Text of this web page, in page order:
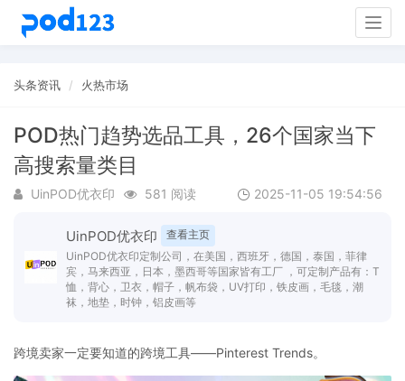
头条资讯 火热市场
POD热门趋势选品工具，26个国家当下
高搜索量类目
UinPOD优衣印 581 阅读 2025-11-05 19:54:56
UinPOD优衣印
查看主页
UinPOD优衣印定制公司，在美国，西班牙，德国，泰国，菲律
宾，马来西亚，日本，墨西哥等国家皆有工厂 ，可定制产品有：T
恤，背心，卫衣，帽子，帆布袋，UV打印，铁皮画，毛毯，潮
袜，地垫，时钟，铝皮画等
跨境卖家一定要知道的跨境工具——Pinterest Trends。